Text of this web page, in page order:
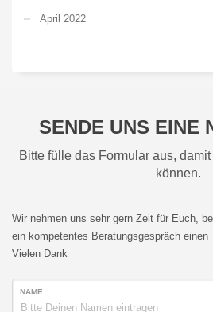
April 2022
SENDE UNS EINE
Bitte fülle das Formular aus,
können.
Wir nehmen uns sehr gern Zeit für Euch,
ein kompetentes Beratungsgespräch einen
Vielen Dank
NAME